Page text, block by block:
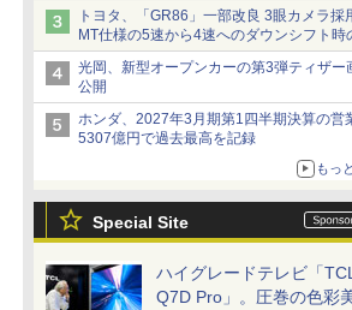
トヨタ、「GR86」一部改良 3眼カメラ採
MT仕様の5速から4速へのダウンシフト時
作性向上など
光岡、新型オープンカーの第3弾ティザー
公開
ホンダ、2027年3月期第1四半期決算の営
5307億円で過去最高を記録
もっ
Special Site
ハイグレードテレビ「TCL
Q7D Pro」。圧巻の色彩